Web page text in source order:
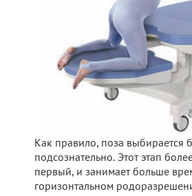
Как правило, поза выбирается
подсознательно. Этот этап
первый, и занимает больше
горизонтальном